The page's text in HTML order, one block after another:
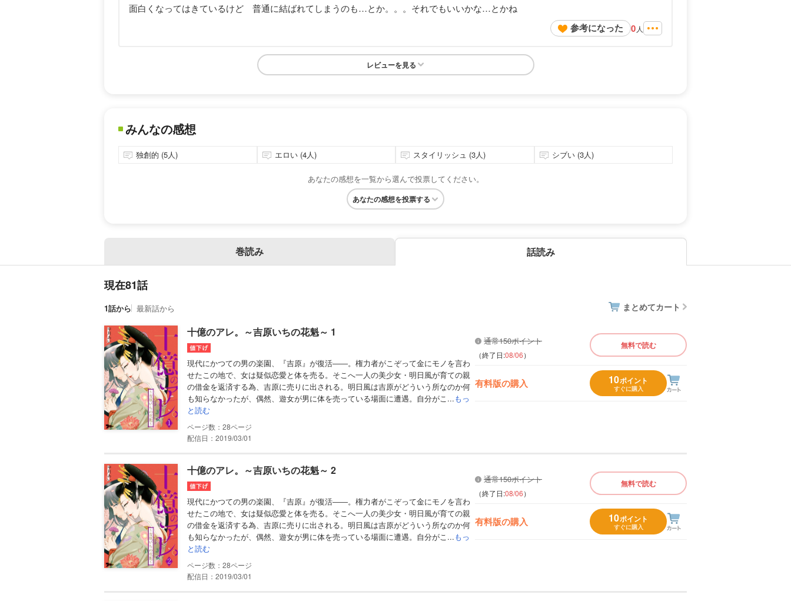
面白くなってはきているけど 普通に結ばれてしまうのも…とか。。。それでもいいかな…とかね
参考になった 0 人
レビューを見る
みんなの感想
独創的 (5人) エロい (4人) スタイリッシュ (3人) シブい (3人)
あなたの感想を一覧から選んで投票してください。
あなたの感想を投票する
巻読み 話読み
現在81話
1話から 最新話から まとめてカート
十億のアレ。～吉原いちの花魁～ 1
現代にかつての男の楽園、『吉原』が復活――。権力者がこぞって金にモノを言わ
せたこの地で、女は疑似恋愛と体を売る。そこへ一人の美少女・明日風が育ての親
の借金を返済する為、吉原に売りに出される。明日風は吉原がどういう所なのか何
も知らなかったが、偶然、遊女が男に体を売っている場面に遭遇。自分がこ...もっ
と読む
28
配信日：2019/03/01
通常150ポイント
（終了日:08/06）
無料で読む
有料版の購入 10ポイント
すぐに購入
十億のアレ。～吉原いちの花魁～ 2
現代にかつての男の楽園、『吉原』が復活――。権力者がこぞって金にモノを言わ
せたこの地で、女は疑似恋愛と体を売る。そこへ一人の美少女・明日風が育ての親
の借金を返済する為、吉原に売りに出される。明日風は吉原がどういう所なのか何
も知らなかったが、偶然、遊女が男に体を売っている場面に遭遇。自分がこ...もっ
と読む
28
配信日：2019/03/01
通常150ポイント
（終了日:08/06）
無料で読む
有料版の購入 10ポイント
すぐに購入